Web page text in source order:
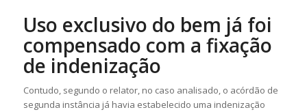
Uso exclusivo do bem já foi
compensado com a fixação
de indenização
Contudo, segundo o relator, no caso analisado, o acórdão de
segunda instância já havia estabelecido uma indenização